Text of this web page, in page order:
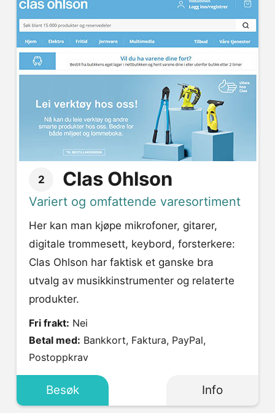
2 Clas Ohlson
Variert og omfattende varesortiment
Her kan man kjøpe mikrofoner, gitarer,
digitale trommesett, keybord, forsterkere:
Clas Ohlson har faktisk et ganske bra
utvalg av musikkinstrumenter og relaterte
produkter.
Fri frakt: Nei
Betal med:
Postoppkrav
Besøk Info